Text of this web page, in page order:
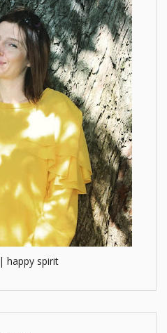
happy spirit